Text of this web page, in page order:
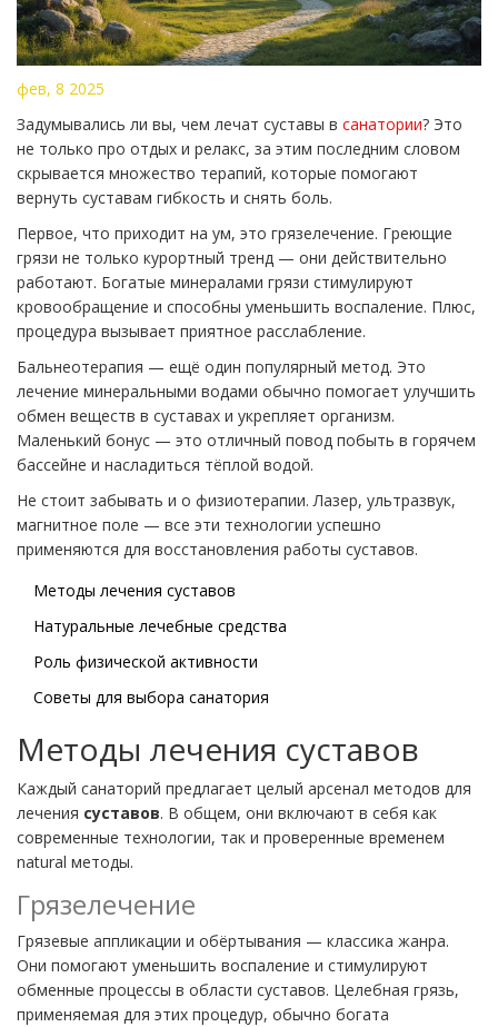
фев, 8 2025
Задумывались ли вы, чем лечат суставы в санатории? Это
не только про отдых и релакс, за этим последним словом
скрывается множество терапий, которые помогают
вернуть суставам гибкость и снять боль.
Первое, что приходит на ум, это грязелечение. Греющие
грязи не только курортный тренд — они действительно
работают. Богатые минералами грязи стимулируют
кровообращение и способны уменьшить воспаление. Плюс,
процедура вызывает приятное расслабление.
Бальнеотерапия — ещё один популярный метод. Это
лечение минеральными водами обычно помогает улучшить
обмен веществ в суставах и укрепляет организм.
Маленький бонус — это отличный повод побыть в горячем
бассейне и насладиться тёплой водой.
Не стоит забывать и о физиотерапии. Лазер, ультразвук,
магнитное поле — все эти технологии успешно
применяются для восстановления работы суставов.
Методы лечения суставов
Натуральные лечебные средства
Роль физической активности
Советы для выбора санатория
Методы лечения суставов
Каждый санаторий предлагает целый арсенал методов для
лечения суставов. В общем, они включают в себя как
современные технологии, так и проверенные временем
natural методы.
Грязелечение
Грязевые аппликации и обёртывания — классика жанра.
Они помогают уменьшить воспаление и стимулируют
обменные процессы в области суставов. Целебная грязь,
применяемая для этих процедур, обычно богата